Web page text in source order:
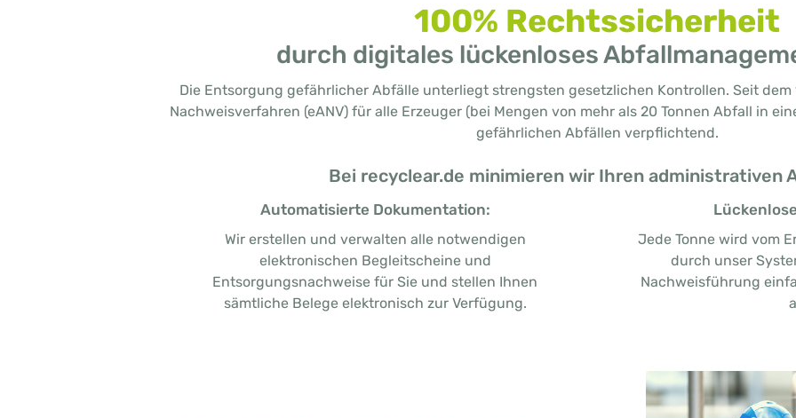
100% Rechtssicherheit
durch digitales lückenloses
Die Entsorgung gefährlicher Abfälle unterliegt strengsten gesetzlichen Kontrollen. Seit dem
Nachweisverfahren (eANV) für alle Erzeuger (bei Mengen von mehr als 20 Tonnen Abfall in
gefährlichen Abfällen verpflichtend.
Bei recyclear.de minimieren wir Ihren administrativen
Automatisierte Dokumentation:
Wir erstellen und verwalten alle notwendigen
elektronischen Begleitscheine und
Entsorgungsnachweise für Sie und stellen Ihnen
sämtliche Belege elektronisch zur Verfügung.
Jede Tonne wird vom
durch unser
Nachweisführung